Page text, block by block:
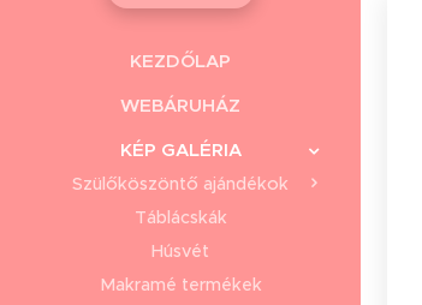
KEZDŐLAP
WEBÁRUHÁZ
KÉP GALÉRIA
Szülőköszöntő ajándékok
Táblácskák
Húsvét
Makramé termékek